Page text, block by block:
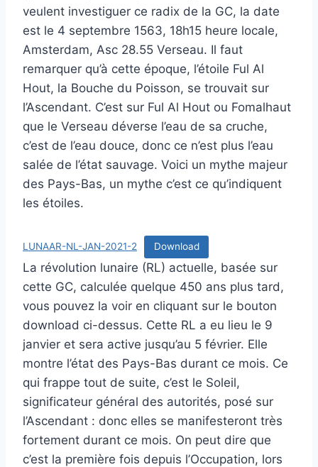
veulent investiguer ce radix de la GC, la date
est le 4 septembre 1563, 18h15 heure locale,
Amsterdam, Asc 28.55 Verseau. Il faut
remarquer qu’à cette époque, l’étoile Ful Al
Hout, la Bouche du Poisson, se trouvait sur
l’Ascendant. C’est sur Ful Al Hout ou Fomalhaut
que le Verseau déverse l’eau de sa cruche,
c’est de l’eau douce, donc ce n’est plus l’eau
salée de l’état sauvage. Voici un mythe majeur
des Pays-Bas, un mythe c’est ce qu’indiquent
les étoiles.
LUNAAR-NL-JAN-2021-2 Download
La révolution lunaire (RL) actuelle, basée sur
cette GC, calculée quelque 450 ans plus tard,
vous pouvez la voir en cliquant sur le bouton
download ci-dessus. Cette RL a eu lieu le 9
janvier et sera active jusqu’au 5 février. Elle
montre l’état des Pays-Bas durant ce mois. Ce
qui frappe tout de suite, c’est le Soleil,
significateur général des autorités, posé sur
l’Ascendant : donc elles se manifesteront très
fortement durant ce mois. On peut dire que
c’est la première fois depuis l’Occupation, lors